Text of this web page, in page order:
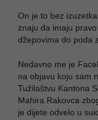
On je to bez
znaju da imaju
džepovima do poda
Nedavno me je
na objavu koju sam
Tužilaštvu Kantona
Mahira Rakovca
je dijete odvelo u